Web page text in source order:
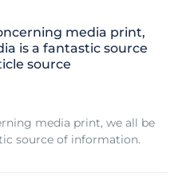
media print,
is a fantastic source
source
media print, we all be
source of information.